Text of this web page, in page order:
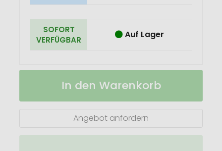
SOFORT
VERFÜGBAR
Auf Lager
Techno-
Cool
Auf
In den Warenkorb
Angebot anfordern